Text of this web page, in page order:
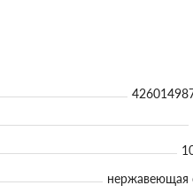
нержавеющая